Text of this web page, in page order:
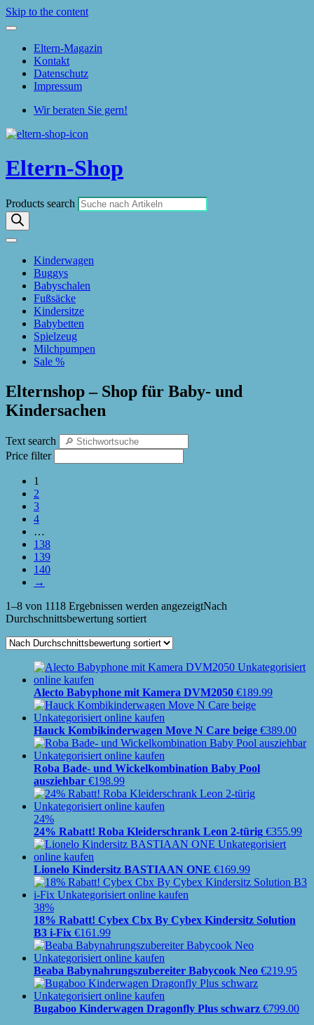
Skip to the content
Eltern-Magazin
Kontakt
Datenschutz
Impressum
Wir beraten Sie gern!
Eltern-Shop
Products search
Kinderwagen
Buggys
Babyschalen
Fußsäcke
Kindersitze
Babybetten
Spielzeug
Milchpumpen
Sale %
Elternshop – Shop für Baby- und
Kindersachen
Text search
Price filter
1
2
3
4
…
138
139
140
→
1–8 von 1118 Ergebnissen werden angezeigtNach
Durchschnittsbewertung sortiert
Alecto Babyphone mit Kamera DVM2050 €189.99
Hauck Kombikinderwagen Move N Care beige €389.00
Roba Bade- und Wickelkombination Baby Pool
ausziehbar €198.99
24%
24% Rabatt! Roba Kleiderschrank Leon 2-türig €355.99
Lionelo Kindersitz BASTIAAN ONE €169.99
38%
18% Rabatt! Cybex Cbx By Cybex Kindersitz Solution
B3 i-Fix €161.99
Beaba Babynahrungszubereiter Babycook Neo €219.95
Bugaboo Kinderwagen Dragonfly Plus schwarz €799.00